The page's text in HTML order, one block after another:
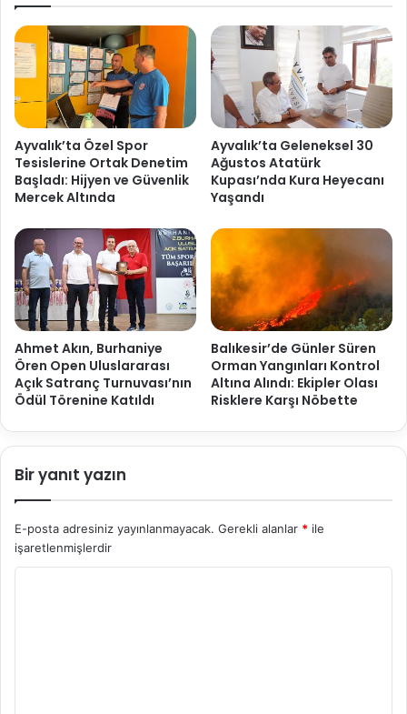
Ayvalık’ta Özel Spor
Tesislerine Ortak Denetim
Başladı: Hijyen ve Güvenlik
Mercek Altında
Ayvalık’ta Geleneksel 30
Ağustos Atatürk
Kupası’nda Kura Heyecanı
Yaşandı
Ahmet Akın, Burhaniye
Ören Open Uluslararası
Açık Satranç Turnuvası’nın
Ödül Törenine Katıldı
Balıkesir’de Günler Süren
Orman Yangınları Kontrol
Altına Alındı: Ekipler Olası
Risklere Karşı Nöbette
Bir yanıt yazın
E-posta adresiniz yayınlanmayacak. Gerekli alanlar * ile
işaretlenmişlerdir